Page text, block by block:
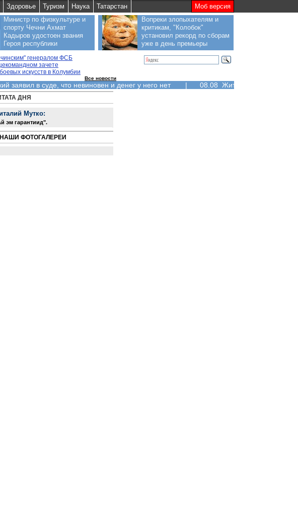
Здоровье Туризм Наука Татарстан
Моб версия
Министр по физкультуре и
спорту Чечни Ахмат
Кадыров удостоен звания
Героя республики
Вопреки злопыхателям и
критикам, "Колобок"
установил рекорд по сборам
уже в день премьеры
генералом ФСБ
зачете
искусств в Колумбии
Все новости
заявил в суде, что невиновен и денег у него нет | 08.08 Жители Курильских
ДНЯ
Мутко:
эм гарантиид".
НАШИ ФОТОГАЛЕРЕИ